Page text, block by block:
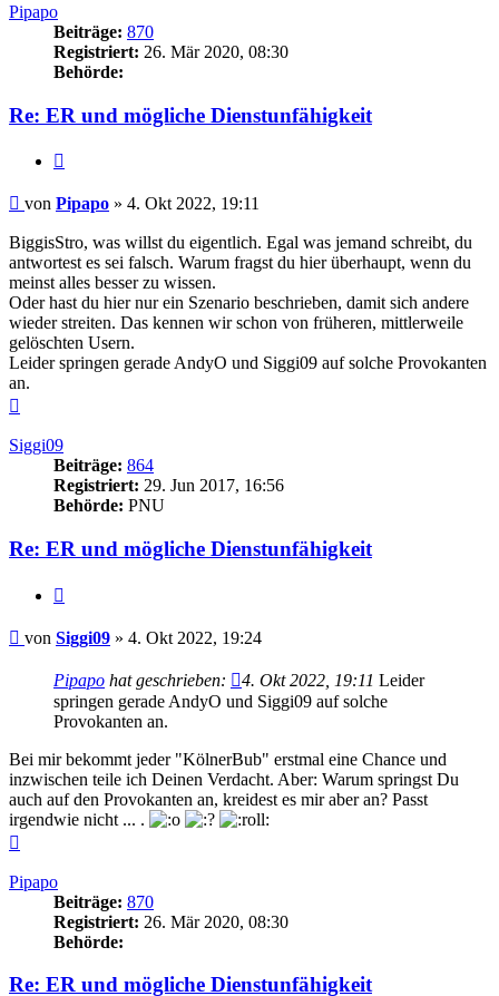
Pipapo
Beiträge: 870
Registriert: 26. Mär 2020, 08:30
Behörde:
Re: ER und mögliche Dienstunfähigkeit
Beitrag
von Pipapo » 4. Okt 2022, 19:11
BiggisStro, was willst du eigentlich. Egal was jemand schreibt, du
antwortest es sei falsch. Warum fragst du hier überhaupt, wenn du
meinst alles besser zu wissen.
Oder hast du hier nur ein Szenario beschrieben, damit sich andere
wieder streiten. Das kennen wir schon von früheren, mittlerweile
gelöschten Usern.
Leider springen gerade AndyO und Siggi09 auf solche Provokanten
an.
Siggi09
Beiträge: 864
Registriert: 29. Jun 2017, 16:56
Behörde: PNU
Re: ER und mögliche Dienstunfähigkeit
Beitrag
von Siggi09 » 4. Okt 2022, 19:24
Pipapo hat geschrieben: 4. Okt 2022, 19:11 Leider
springen gerade AndyO und Siggi09 auf solche
Provokanten an.
Bei mir bekommt jeder "KölnerBub" erstmal eine Chance und
inzwischen teile ich Deinen Verdacht. Aber: Warum springst Du
auch auf den Provokanten an, kreidest es mir aber an? Passt
irgendwie nicht ... .
Pipapo
Beiträge: 870
Registriert: 26. Mär 2020, 08:30
Behörde:
Re: ER und mögliche Dienstunfähigkeit